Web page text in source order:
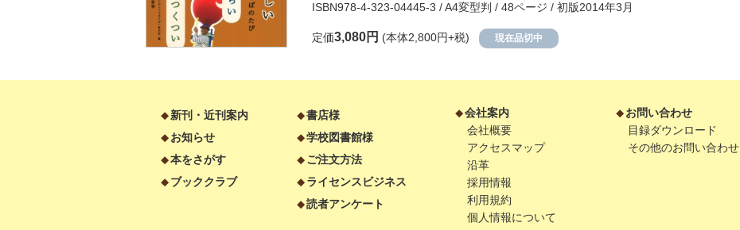
ISBN978-4-323-04445-3 / A4変型判 / 48ページ / 初版2014年3月
定価3,080円 (本体2,800円+税) 現在品切中
新刊・近刊案内
お知らせ
本をさがす
ブッククラブ
書店様
学校図書館様
ご注文方法
ライセンスビジネス
読者アンケート
会社案内
会社概要
アクセスマップ
沿革
採用情報
利用規約
個人情報について
お問い合わせ
目録ダウンロード
その他のお問い合わせ